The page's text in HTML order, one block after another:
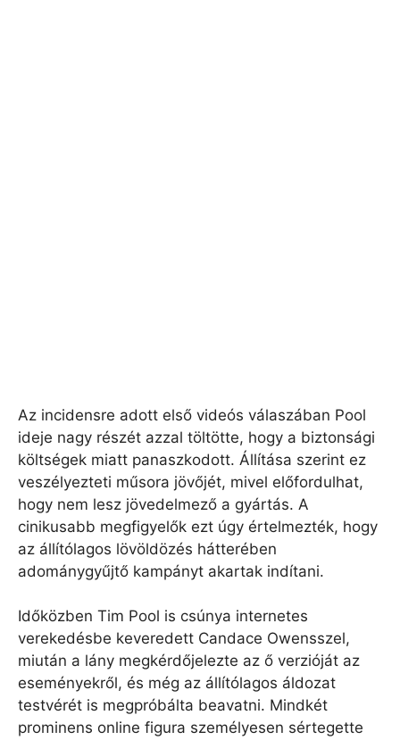
Az incidensre adott első videós válaszában Pool
ideje nagy részét azzal töltötte, hogy a biztonsági
költségek miatt panaszkodott. Állítása szerint ez
veszélyezteti műsora jövőjét, mivel előfordulhat,
hogy nem lesz jövedelmező a gyártás. A
cinikusabb megfigyelők ezt úgy értelmezték, hogy
az állítólagos lövöldözés hátterében
adománygyűjtő kampányt akartak indítani.
Időközben Tim Pool is csúnya internetes
verekedésbe keveredett Candace Owensszel,
miután a lány megkérdőjelezte az ő verzióját az
eseményekről, és még az állítólagos áldozat
testvérét is megpróbálta beavatni. Mindkét
prominens online figura személyesen sértegette